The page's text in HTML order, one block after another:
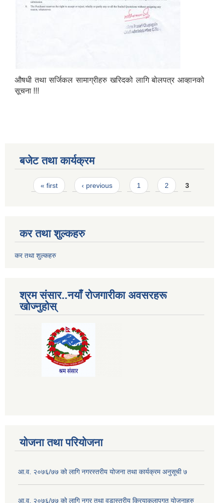
औषधी तथा सर्जिकल सामाग्रीहरु खरिदको लागि बोलपत्र आव्हानको
सूचना !!!
बजेट तथा कार्यक्रम
Pages
« first ‹ previous 1 2 3
कर तथा शुल्कहरु
कर तथा शुल्कहरु
श्रम संसार..नयाँ रोजगारीका अवसरहरू
खोज्नुहोस्
योजना तथा परियोजना
आ.व. २०७६/७७ को लागि नगरस्तरीय योजना तथा कार्यक्रम अनुसूची ७
आ.व. २०७६/७७ को लागि नगर तथा वडास्तरीय क्रियाकलापगत योजनाहरु